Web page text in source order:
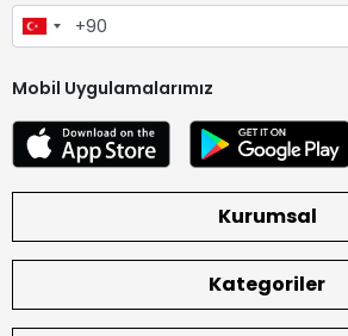
Mobil Uygulamalarımız
Kurumsal
Kategoriler